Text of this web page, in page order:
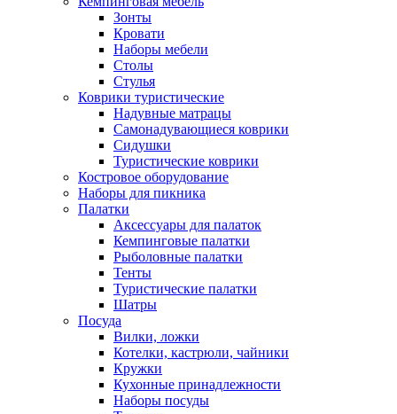
Зонты
Кровати
Наборы мебели
Столы
Стулья
Коврики туристические
Надувные матрацы
Самонадувающиеся коврики
Сидушки
Туристические коврики
Костровое оборудование
Наборы для пикника
Палатки
Аксессуары для палаток
Кемпинговые палатки
Рыболовные палатки
Тенты
Туристические палатки
Шатры
Посуда
Вилки, ложки
Котелки, кастрюли, чайники
Кружки
Кухонные принадлежности
Наборы посуды